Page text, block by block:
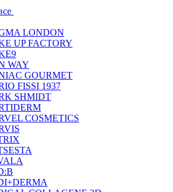
LONDON
UP FACTORY
WAY
GOURMET
FISSI 1937
SHMIDT
COSMETICS